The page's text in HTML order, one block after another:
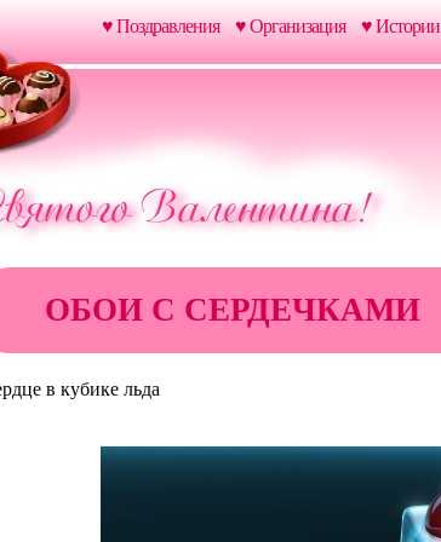
♥ Поздравления ♥ Организация ♥ Истории
ОБОИ С СЕРДЕЧКАМИ
в кубике льда